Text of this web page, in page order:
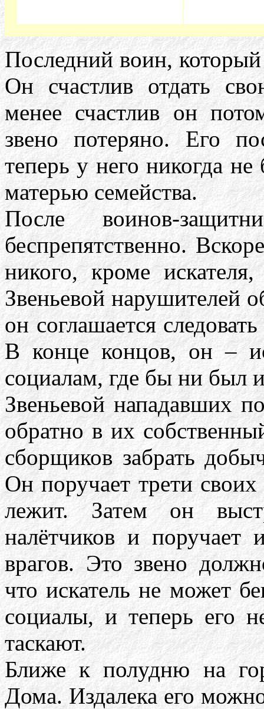
Последний воин,
Он счастлив отдать
менее счастлив он
звено потеряно. Его
теперь у него никогда
матерью семейства.
После воинов-
беспрепятственно.
никого, кроме
Звеньевой нарушителей
он соглашается
В конце концов, он –
социалам, где бы ни был
Звеньевой нападавших
обратно в их
сборщиков забрать
Он поручает трети
лежит. Затем он
налётчиков и
врагов. Это звено
что искатель не может
социалы, и теперь его
таскают.
Ближе к полудню на
Дома. Издалека его